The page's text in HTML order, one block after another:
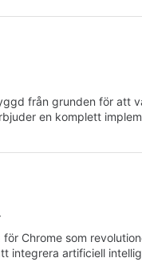
från grunden för att
en komplett
Chrome som
integrera artificiell